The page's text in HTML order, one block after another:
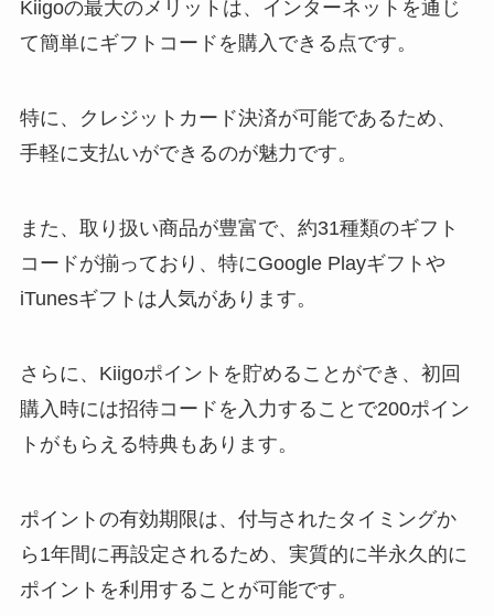
Kiigoの最大のメリットは、インターネットを通じ
て簡単にギフトコードを購入できる点です。
特に、クレジットカード決済が可能であるため、
手軽に支払いができるのが魅力です。
また、取り扱い商品が豊富で、約31種類のギフト
コードが揃っており、特にGoogle Playギフトや
iTunesギフトは人気があります。
さらに、Kiigoポイントを貯めることができ、初回
購入時には招待コードを入力することで200ポイン
トがもらえる特典もあります。
ポイントの有効期限は、付与されたタイミングか
ら1年間に再設定されるため、実質的に半永久的に
ポイントを利用することが可能です。